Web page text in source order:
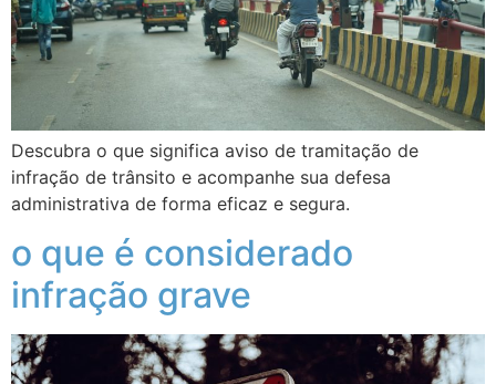
Descubra o que significa aviso de tramitação de
infração de trânsito e acompanhe sua defesa
administrativa de forma eficaz e segura.
o que é considerado
infração grave